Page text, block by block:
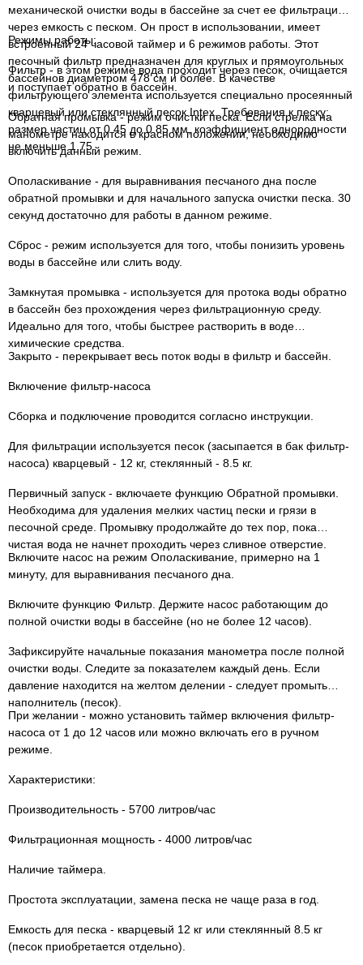
механической очистки воды в бассейне за счет ее фильтрации
через емкость с песком. Он прост в использовании, имеет
встроенный 24 часовой таймер и 6 режимов работы. Этот
песочный фильтр предназначен для круглых и прямоугольных
бассейнов диаметром 478 см и более. В качестве
фильтрующего элемента используется специально просеянный
кварцевый или стеклянный песок Intex. Требования к песку:
размер частиц от 0.45 до 0.85 мм, коэффициент однородности
не меньше 1.75.
Режимы работы:
Фильтр - в этом режиме вода проходит через песок, очищается
и поступает обратно в бассейн.
Обратная промывка - режим очистки песка. Если стрелка на
манометре находится в красном положении, необходимо
включить данный режим.
Ополаскивание - для выравнивания песчаного дна после
обратной промывки и для начального запуска очистки песка. 30
секунд достаточно для работы в данном режиме.
Сброс - режим используется для того, чтобы понизить уровень
воды в бассейне или слить воду.
Замкнутая промывка - используется для протока воды обратно
в бассейн без прохождения через фильтрационную среду.
Идеально для того, чтобы быстрее растворить в воде
химические средства.
Закрыто - перекрывает весь поток воды в фильтр и бассейн.
Включение фильтр-насоса
Сборка и подключение проводится согласно инструкции.
Для фильтрации используется песок (засыпается в бак фильтр-
насоса) кварцевый - 12 кг, стеклянный - 8.5 кг.
Первичный запуск - включаете функцию Обратной промывки.
Необходима для удаления мелких частиц пески и грязи в
песочной среде. Промывку продолжайте до тех пор, пока
чистая вода не начнет проходить через сливное отверстие.
Включите насос на режим Ополаскивание, примерно на 1
минуту, для выравнивания песчаного дна.
Включите функцию Фильтр. Держите насос работающим до
полной очистки воды в бассейне (но не более 12 часов).
Зафиксируйте начальные показания манометра после полной
очистки воды. Следите за показателем каждый день. Если
давление находится на желтом делении - следует промыть
наполнитель (песок).
При желании - можно установить таймер включения фильтр-
насоса от 1 до 12 часов или можно включать его в ручном
режиме.
Характеристики:
Производительность - 5700 литров/час
Фильтрационная мощность - 4000 литров/час
Наличие таймера.
Простота эксплуатации, замена песка не чаще раза в год.
Емкость для песка - кварцевый 12 кг или стеклянный 8.5 кг
(песок приобретается отдельно).